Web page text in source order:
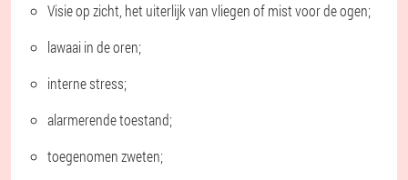
Visie op zicht, het uiterlijk van vliegen of mist voor de ogen;
lawaai in de oren;
interne stress;
alarmerende toestand;
toegenomen zweten;